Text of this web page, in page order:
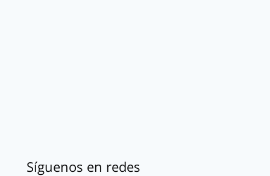
Síguenos en redes